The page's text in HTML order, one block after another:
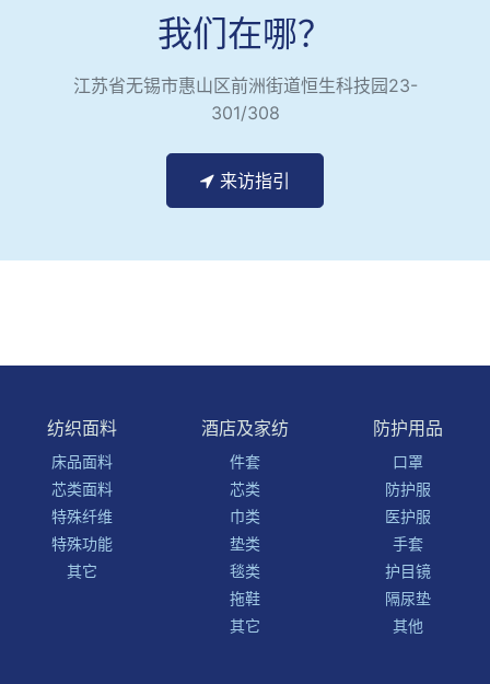
我们在哪？
江苏省无锡市惠山区前洲街道恒生科技园23-
301/308
来访指引
纺织面料
床品面料
芯类面料
特殊纤维
特殊功能
其它
酒店及家纺
件套
芯类
巾类
垫类
毯类
拖鞋
其它
防护用品
口罩
防护服
医护服
手套
护目镜
隔尿垫
其他